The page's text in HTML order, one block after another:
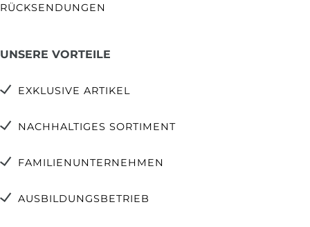
RÜCKSENDUNGEN
UNSERE VORTEILE
EXKLUSIVE ARTIKEL
NACHHALTIGES SORTIMENT
FAMILIENUNTERNEHMEN
AUSBILDUNGSBETRIEB